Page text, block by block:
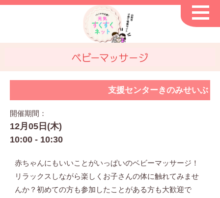
ベビーマッサージ
支援センターきのみせいぶ
開催期間：
12月05日(木)
10:00 - 10:30
赤ちゃんにもいいことがいっぱいのベビーマッサージ！
リラックスしながら楽しくお子さんの体に触れてみませ
んか？初めての方も参加したことがある方も大歓迎で